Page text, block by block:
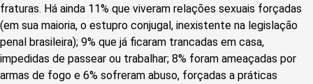
fraturas. Há ainda 11% que viveram relações sexuais forçadas
(em sua maioria, o estupro conjugal, inexistente na legislação
penal brasileira); 9% que já ficaram trancadas em casa,
impedidas de passear ou trabalhar; 8% foram ameaçadas por
armas de fogo e 6% sofreram abuso, forçadas a práticas